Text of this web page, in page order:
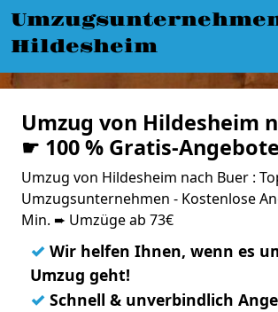
Hildesheim
Umzug von Hildesheim
☛ 100 % Gratis-Angebote
Umzug von Hildesheim nach Buer :
Umzugsunternehmen - Kostenlose
Min. ➨ Umzüge ab 73€
✓ Wir helfen Ihnen, wenn es
Umzug geht!
✓ Schnell & unverbindlich